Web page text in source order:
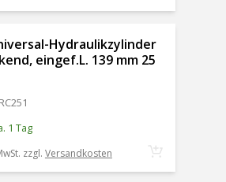
Hydraulikzylinder
eingef.L. 139 mm 25
RC251
1 Tag
zzgl. Versandkosten